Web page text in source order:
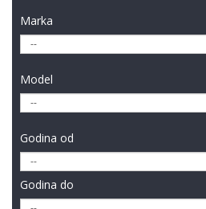
Marka
Model
Godina od
Godina do